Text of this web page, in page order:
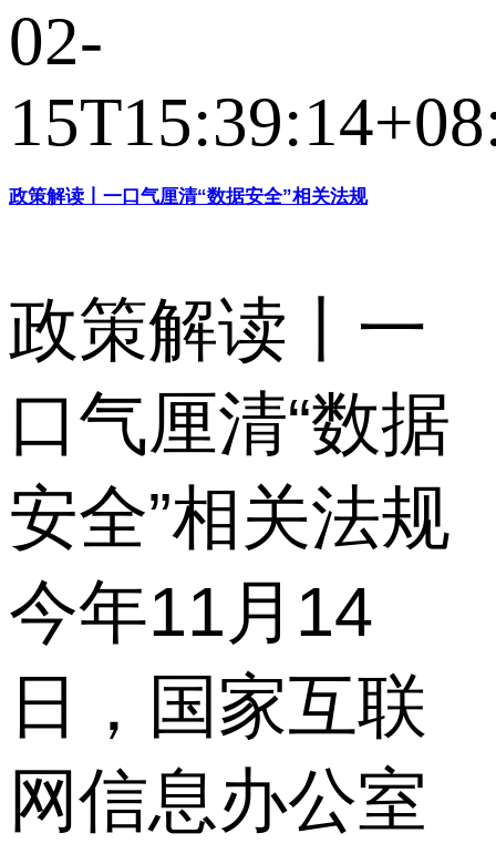
02-
政策解读丨一口气厘清“数据安全”相关法规
政策解读丨一
口气厘清“数据
安全”相关法规
今年11月14
日，国家互联
网信息办公室